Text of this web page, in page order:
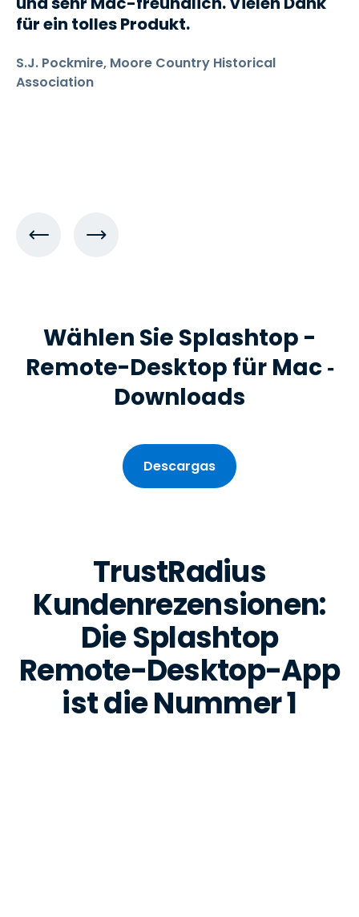
für ein tolles Produkt.
S.J. Pockmire, Moore Country Historical
Association
Wählen Sie Splashtop -
Remote-Desktop für Mac ‑
Downloads
Descargas
TrustRadius
Kundenrezensionen:
Die Splashtop
Remote-Desktop-App
ist die Nummer 1